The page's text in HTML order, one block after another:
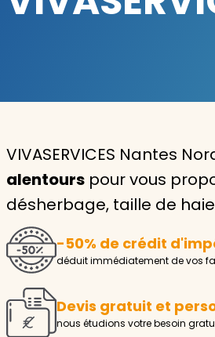
Aide à la personne
Handicaps
Voir tous les services
VIVASERVICES Nantes
alentours pour vous
désherbage, taille de
-50% de crédit
déduit immédiatement de vos
Devis gratuit et
nous étudions votre besoin